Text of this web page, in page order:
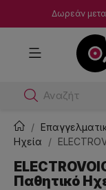
Δωρεάν
Αναζήτησε dj
Ηχεία
Παθητικό